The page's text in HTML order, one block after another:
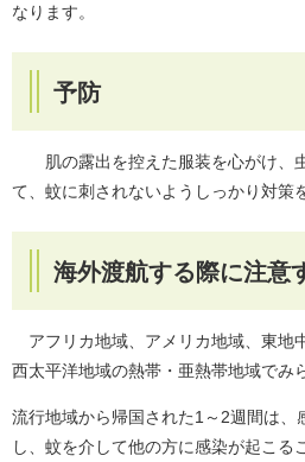
なります。
予防
肌の露出を控えた服装を心がけ、
て、蚊に刺されないようしっかり対策
海外渡航する際に注意
アフリカ地域、アメリカ地域、東地
西太平洋地域の熱帯・亜熱帯地域でみ
流行地域から帰国された1～2週間は、
し、蚊を介して他の方に感染が起こる